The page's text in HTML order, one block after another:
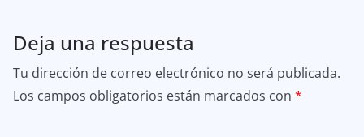
Deja una respuesta
Tu dirección de correo electrónico no será publicada.
Los campos obligatorios están marcados con *